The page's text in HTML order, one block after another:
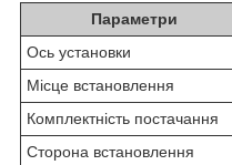
Параметри
Ось установки
Місце встановлення
Комплектність постачання
Сторона встановлення